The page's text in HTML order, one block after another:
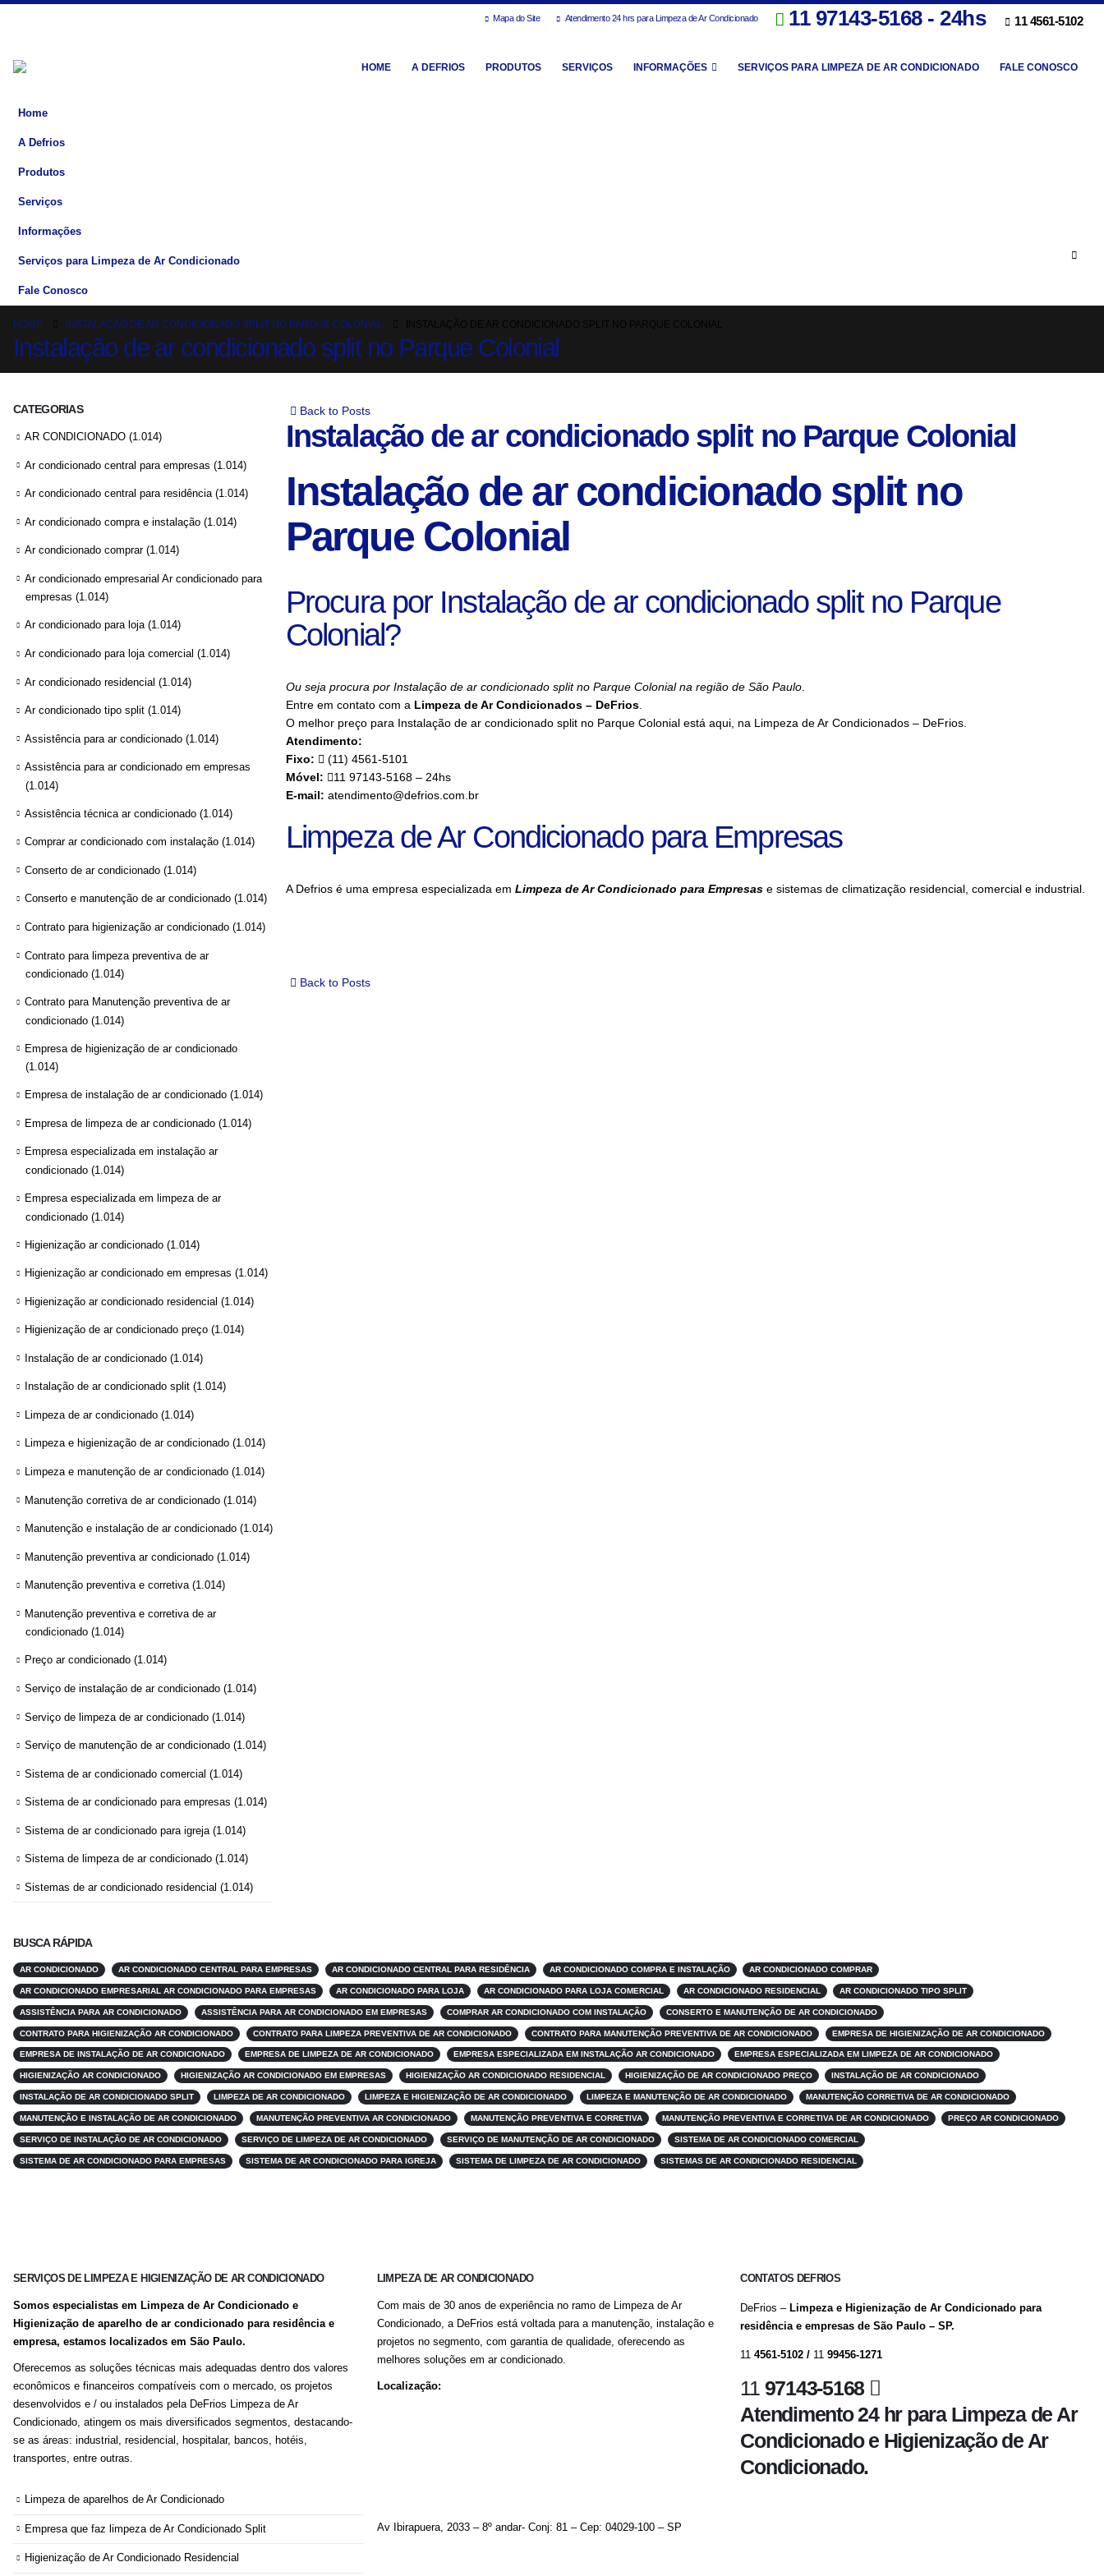
Mapa do Site Atendimento 24 hrs para Limpeza de Ar Condicionado 11 97143-5168 - 24hs 11 4561-5102
HOME A DEFRIOS PRODUTOS SERVIÇOS INFORMAÇÕES SERVIÇOS PARA LIMPEZA DE AR CONDICIONADO FALE CONOSCO
Home
A Defrios
Produtos
Serviços
Informações
Serviços para Limpeza de Ar Condicionado
Fale Conosco
HOME INSTALAÇÃO DE AR CONDICIONADO SPLIT NO PARQUE COLONIAL
Instalação de ar condicionado split no Parque Colonial
Back to Posts
Instalação de ar condicionado split no Parque Colonial
Instalação de ar condicionado split no
Parque Colonial
Procura por Instalação de ar condicionado split no Parque
Colonial?
Ou seja procura por Instalação de ar condicionado split no Parque Colonial na região de São Paulo
Entre em contato com a Limpeza de Ar Condicionados – DeFrios
O melhor preço para Instalação de ar condicionado split no Parque Colonial está aqui, na Limpeza de Ar Condicionados – DeFrios.
Atendimento:
Fixo:
(11) 4561-5101
Móvel:
11 97143-5168 – 24hs
E-mail: atendimento@defrios.com.br
Limpeza de Ar Condicionado para Empresas
A Defrios é uma empresa especializada em Limpeza de Ar Condicionado para Empresas e sistemas de climatização residencial, comercial e industrial.
Back to Posts
CATEGORIAS
AR CONDICIONADO (1.014)
Ar condicionado central para empresas (1.014)
Ar condicionado central para residência(1.014)
Ar condicionado compra e instalação (1.014)
Ar condicionado comprar(1.014)
Ar condicionado empresarial Ar condicionado para
empresas (1.014)
Ar condicionado para loja(1.014)
Ar condicionado para loja comercial (1.014)
Ar condicionado residencial (1.014)
Ar condicionado tipo split (1.014)
Assistência para ar condicionado (1.014)
Assistência para ar condicionado em empresas
(1.014)
Assistência técnica ar condicionado (1.014)
Comprar ar condicionado com instalação (1.014)
Conserto de ar condicionado (1.014)
Conserto e manutenção de ar condicionado (1.014)
Contrato para higienização ar condicionado (1.014)
Contrato para limpeza preventiva de ar
condicionado (1.014)
Contrato para Manutenção preventiva de ar
condicionado (1.014)
Empresa de higienização de ar condicionado
(1.014)
Empresa de instalação de ar condicionado (1.014)
Empresa de limpeza de ar condicionado (1.014)
Empresa especializada em instalação ar
condicionado (1.014)
Empresa especializada em limpeza de ar
condicionado (1.014)
Higienização ar condicionado (1.014)
Higienização ar condicionado em empresas (1.014)
Higienização ar condicionado residencial (1.014)
Higienização de ar condicionado preço (1.014)
Instalação de ar condicionado (1.014)
Instalação de ar condicionado split (1.014)
Limpeza de ar condicionado (1.014)
Limpeza e higienização de ar condicionado (1.014)
Limpeza e manutenção de ar condicionado (1.014)
Manutenção corretiva de ar condicionado (1.014)
Manutenção e instalação de ar condicionado (1.014)
Manutenção preventiva ar condicionado (1.014)
Manutenção preventiva e corretiva(1.014)
Manutenção preventiva e corretiva de ar
condicionado (1.014)
Preço ar condicionado (1.014)
Serviço de instalação de ar condicionado (1.014)
Serviço de limpeza de ar condicionado (1.014)
Serviço de manutenção de ar condicionado (1.014)
Sistema de ar condicionado comercial (1.014)
Sistema de ar condicionado para empresas (1.014)
Sistema de ar condicionado para igreja (1.014)
Sistema de limpeza de ar condicionado (1.014)
Sistemas de ar condicionado residencial (1.014)
BUSCA RÁPIDA
AR CONDICIONADO AR CONDICIONADO CENTRAL PARA EMPRESAS AR CONDICIONADO CENTRAL PARA RESIDÊNCIA AR CONDICIONADO COMPRA E INSTALAÇÃO AR CONDICIONADO COMPRAR
AR CONDICIONADO EMPRESARIAL AR CONDICIONADO PARA EMPRESAS AR CONDICIONADO PARA LOJA AR CONDICIONADO PARA LOJA COMERCIAL AR CONDICIONADO RESIDENCIAL AR CONDICIONADO TIPO SPLIT
ASSISTÊNCIA PARA AR CONDICIONADO ASSISTÊNCIA PARA AR CONDICIONADO EM EMPRESAS COMPRAR AR CONDICIONADO COM INSTALAÇÃO CONSERTO E MANUTENÇÃO DE AR CONDICIONADO
CONTRATO PARA HIGIENIZAÇÃO AR CONDICIONADO CONTRATO PARA LIMPEZA PREVENTIVA DE AR CONDICIONADO CONTRATO PARA MANUTENÇÃO PREVENTIVA DE AR CONDICIONADO EMPRESA DE HIGIENIZAÇÃO DE AR CONDICIONADO
EMPRESA DE INSTALAÇÃO DE AR CONDICIONADO EMPRESA DE LIMPEZA DE AR CONDICIONADO EMPRESA ESPECIALIZADA EM INSTALAÇÃO AR CONDICIONADO EMPRESA ESPECIALIZADA EM LIMPEZA DE AR CONDICIONADO
HIGIENIZAÇÃO AR CONDICIONADO HIGIENIZAÇÃO AR CONDICIONADO EM EMPRESAS HIGIENIZAÇÃO AR CONDICIONADO RESIDENCIAL HIGIENIZAÇÃO DE AR CONDICIONADO PREÇO INSTALAÇÃO DE AR CONDICIONADO
INSTALAÇÃO DE AR CONDICIONADO SPLIT LIMPEZA DE AR CONDICIONADO LIMPEZA E HIGIENIZAÇÃO DE AR CONDICIONADO LIMPEZA E MANUTENÇÃO DE AR CONDICIONADO MANUTENÇÃO CORRETIVA DE AR CONDICIONADO
MANUTENÇÃO E INSTALAÇÃO DE AR CONDICIONADO MANUTENÇÃO PREVENTIVA AR CONDICIONADO MANUTENÇÃO PREVENTIVA E CORRETIVA MANUTENÇÃO PREVENTIVA E CORRETIVA DE AR CONDICIONADO PREÇO AR CONDICIONADO
SERVIÇO DE INSTALAÇÃO DE AR CONDICIONADO SERVIÇO DE LIMPEZA DE AR CONDICIONADO SERVIÇO DE MANUTENÇÃO DE AR CONDICIONADO SISTEMA DE AR CONDICIONADO COMERCIAL
SISTEMA DE AR CONDICIONADO PARA EMPRESAS SISTEMA DE AR CONDICIONADO PARA IGREJA SISTEMA DE LIMPEZA DE AR CONDICIONADO SISTEMAS DE AR CONDICIONADO RESIDENCIAL
SERVIÇOS DE LIMPEZA E HIGIENIZAÇÃO DE AR CONDICIONADO
Somos especialistas em Limpeza de Ar Condicionado e
Higienização de aparelho de ar condicionado para residência e
empresa, estamos localizados em São Paulo.
Oferecemos as soluções técnicas mais adequadas dentro dos valores
econômicos e financeiros compatíveis com o mercado, os projetos
desenvolvidos e / ou instalados pela DeFrios Limpeza de Ar
Condicionado, atingem os mais diversificados segmentos, destacando-
se as áreas: industrial, residencial, hospitalar, bancos, hotéis,
transportes, entre outras.
Limpeza de aparelhos de Ar Condicionado
Empresa que faz limpeza de Ar Condicionado Split
Higienização de Ar Condicionado Residencial
LIMPEZA DE AR CONDICIONADO
Com mais de 30 anos de experiência no ramo de Limpeza de Ar
Condicionado, a DeFrios está voltada para a manutenção, instalação e
projetos no segmento, com garantia de qualidade, oferecendo as
melhores soluções em ar condicionado.
Localização:
Av Ibirapuera, 2033 – 8º andar- Conj: 81 – Cep: 04029-100 – SP
CONTATOS DEFRIOS
DeFrios – Limpeza e Higienização de Ar Condicionado para
residência e empresas de São Paulo – SP.
114561-5102 / 1199456-1271
11 97143-5168
Atendimento 24 hr para Limpeza de Ar
Condicionado e Higienização de Ar
Condicionado.